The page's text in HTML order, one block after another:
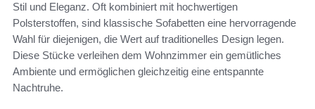
Stil und Eleganz. Oft kombiniert mit hochwertigen
Polsterstoffen, sind klassische Sofabetten eine hervorragende
Wahl für diejenigen, die Wert auf traditionelles Design legen.
Diese Stücke verleihen dem Wohnzimmer ein gemütliches
Ambiente und ermöglichen gleichzeitig eine entspannte
Nachtruhe.